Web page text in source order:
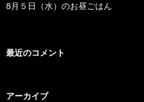
8月５日（水）のお昼ごはん
最近のコメント
アーカイブ